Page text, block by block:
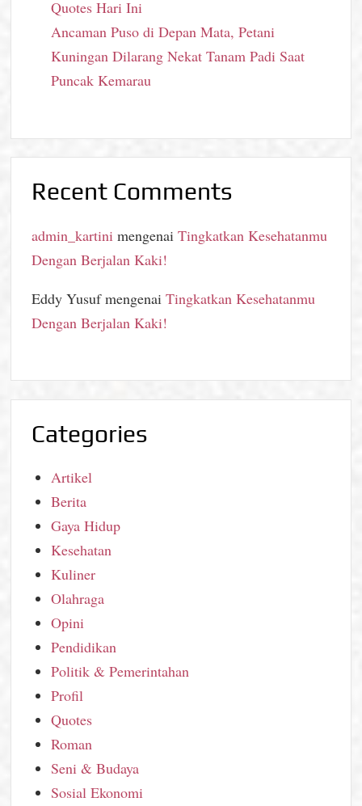
Quotes Hari Ini
Ancaman Puso di Depan Mata, Petani
Kuningan Dilarang Nekat Tanam Padi Saat
Puncak Kemarau
Recent Comments
admin_kartini mengenaiTingkatkan Kesehatanmu
Dengan Berjalan Kaki!
Eddy YusufmengenaiTingkatkan Kesehatanmu
Dengan Berjalan Kaki!
Categories
Artikel
Berita
Gaya Hidup
Kesehatan
Kuliner
Olahraga
Opini
Pendidikan
Politik & Pemerintahan
Profil
Quotes
Roman
Seni & Budaya
Sosial Ekonomi